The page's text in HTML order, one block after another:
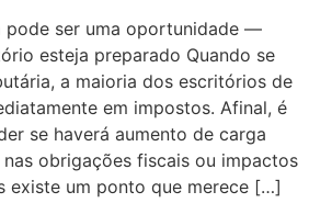
pode ser uma oportunidade —
esteja preparado Quando se
a maioria dos escritórios de
em impostos. Afinal, é
se haverá aumento de carga
obrigações fiscais ou impactos
existe um ponto que merece […]